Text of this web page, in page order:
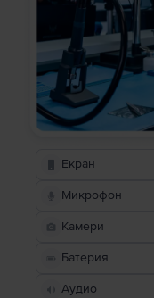
Екран
Микрофон
Камери
Батерия
Аудио